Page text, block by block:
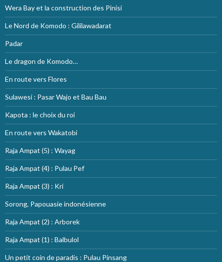
Wera Bay et la construction des Pinisi
Le Nord de Komodo : Gililawadarat
Padar
Le dragon de Komodo…
En route vers Flores
Sulawesi : Pasar Wajo et Bau Bau
Kapota : le choix du roi
En route vers Wakatobi
Raja Ampat (5) : Wayag
Raja Ampat (4) : Pulau Pef
Raja Ampat (3) : Kri
Sorong, Papouasie indonésienne
Raja Ampat (2) : Arborek
Raja Ampat (1) : Balbulol
Un petit coin de paradis : Pulau Pinsang